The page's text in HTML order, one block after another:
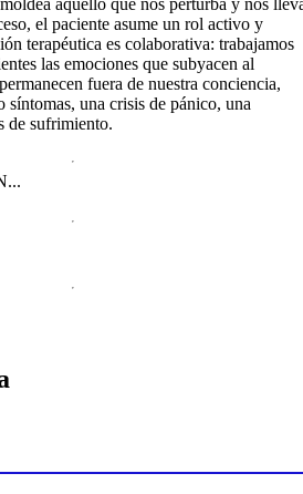
aquello que nos perturba y nos
el paciente asume un rol activo y
terapéutica es colaborativa: trabajamos
las emociones que subyacen al
fuera de nuestra conciencia,
síntomas, una crisis de pánico, una
de sufrimiento.